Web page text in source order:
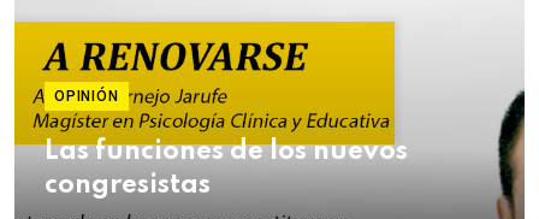
OPINIÓN
Las funciones de los nuevos
congresistas